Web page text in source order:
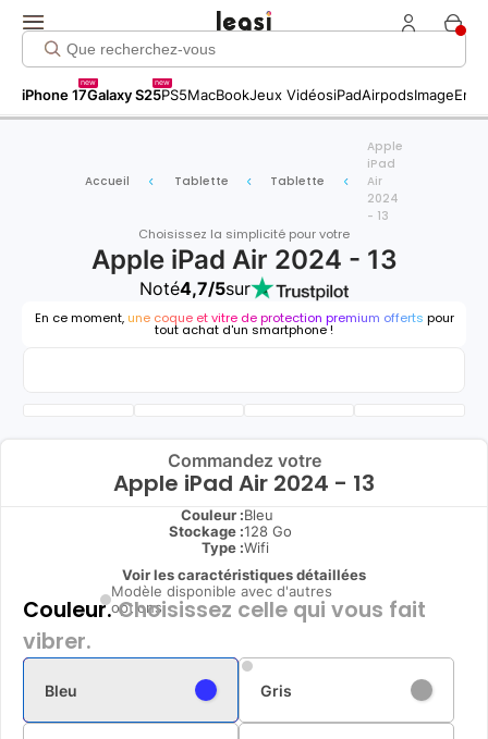
iPhone 17
new
Galaxy S25
new
PS5MacBookJeux VidéosiPadAirpodsImage
Accueil Tablette Tablette
Apple
iPad
Air
2024
- 13
Choisissez la simplicité pour votre
Apple iPad Air 2024 - 13
Noté4,7/5sur
En ce moment, une coque et vitre de protection premium offerts pour
tout achat d'un smartphone !
Commandez votre
Apple iPad Air 2024 - 13
Couleur :Bleu
Stockage :128 Go
Type :Wifi
Voir les caractéristiques détaillées
Modèle disponible avec d'autres
options
Couleur.Choisissez celle qui vous fait
vibrer.
Bleu Gris